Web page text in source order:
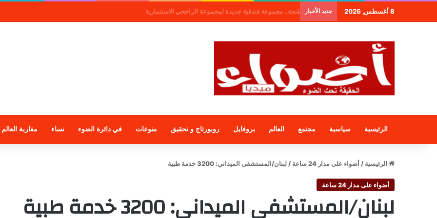
8 أغسطس, 2026 جديد الأخبار : “Bahia By Light” قصر الباهية يضيء لتجربة فريدة
الرئيسية سياسية مجتمع العالم بروفايل روبورتاج و تحقيق منوعات في دائرة الضوء نساء مغاربة العالم
الرئيسية / أضواء على مدار 24 ساعة / لبنان/المستشفى الميداني: 3200 خدمة طبية
أضواء على مدار 24 ساعة
لبنان/المستشفى الميداني: 3200 خدمة طبية